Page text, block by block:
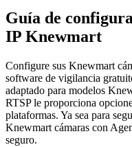
Guía de
IP Knewmart
Configure sus Knewmart
software de vigilancia
adaptado para modelos
RTSP le proporciona
plataformas. Ya sea para
Knewmart cámaras con
seguro.